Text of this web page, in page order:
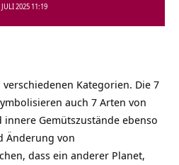
2025 11:19
Kategorien. Die 7
auch 7 Arten von
Gemütszustände ebenso
Änderung von
dass ein anderer Planet,